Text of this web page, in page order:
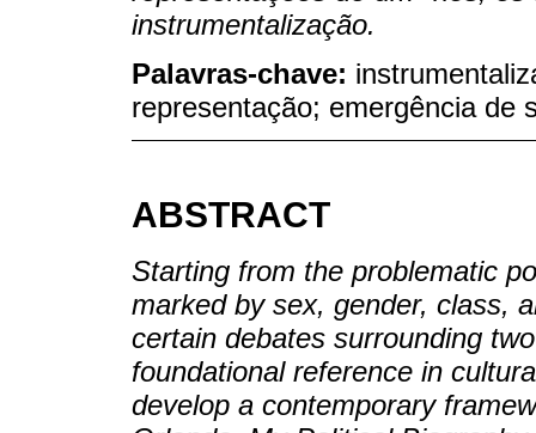
instrumentalização.
Palavras-chave:
representação; emergência de
ABSTRACT
Starting from the problematic
marked by sex, gender, class,
certain debates surrounding
foundational reference in
develop a contemporary